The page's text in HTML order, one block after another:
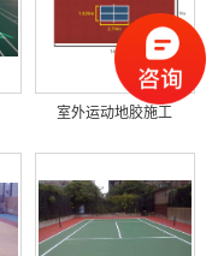
室外运动地胶施工